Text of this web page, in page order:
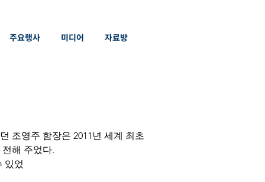
주요행사 미디어 자료방
조영주 함장은 2011년 세계 최초
해 주었다.
있었